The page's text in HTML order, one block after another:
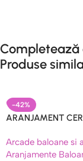
Produse
-42%
ARANJAMENT
Arcade baloane si
Aranjamente